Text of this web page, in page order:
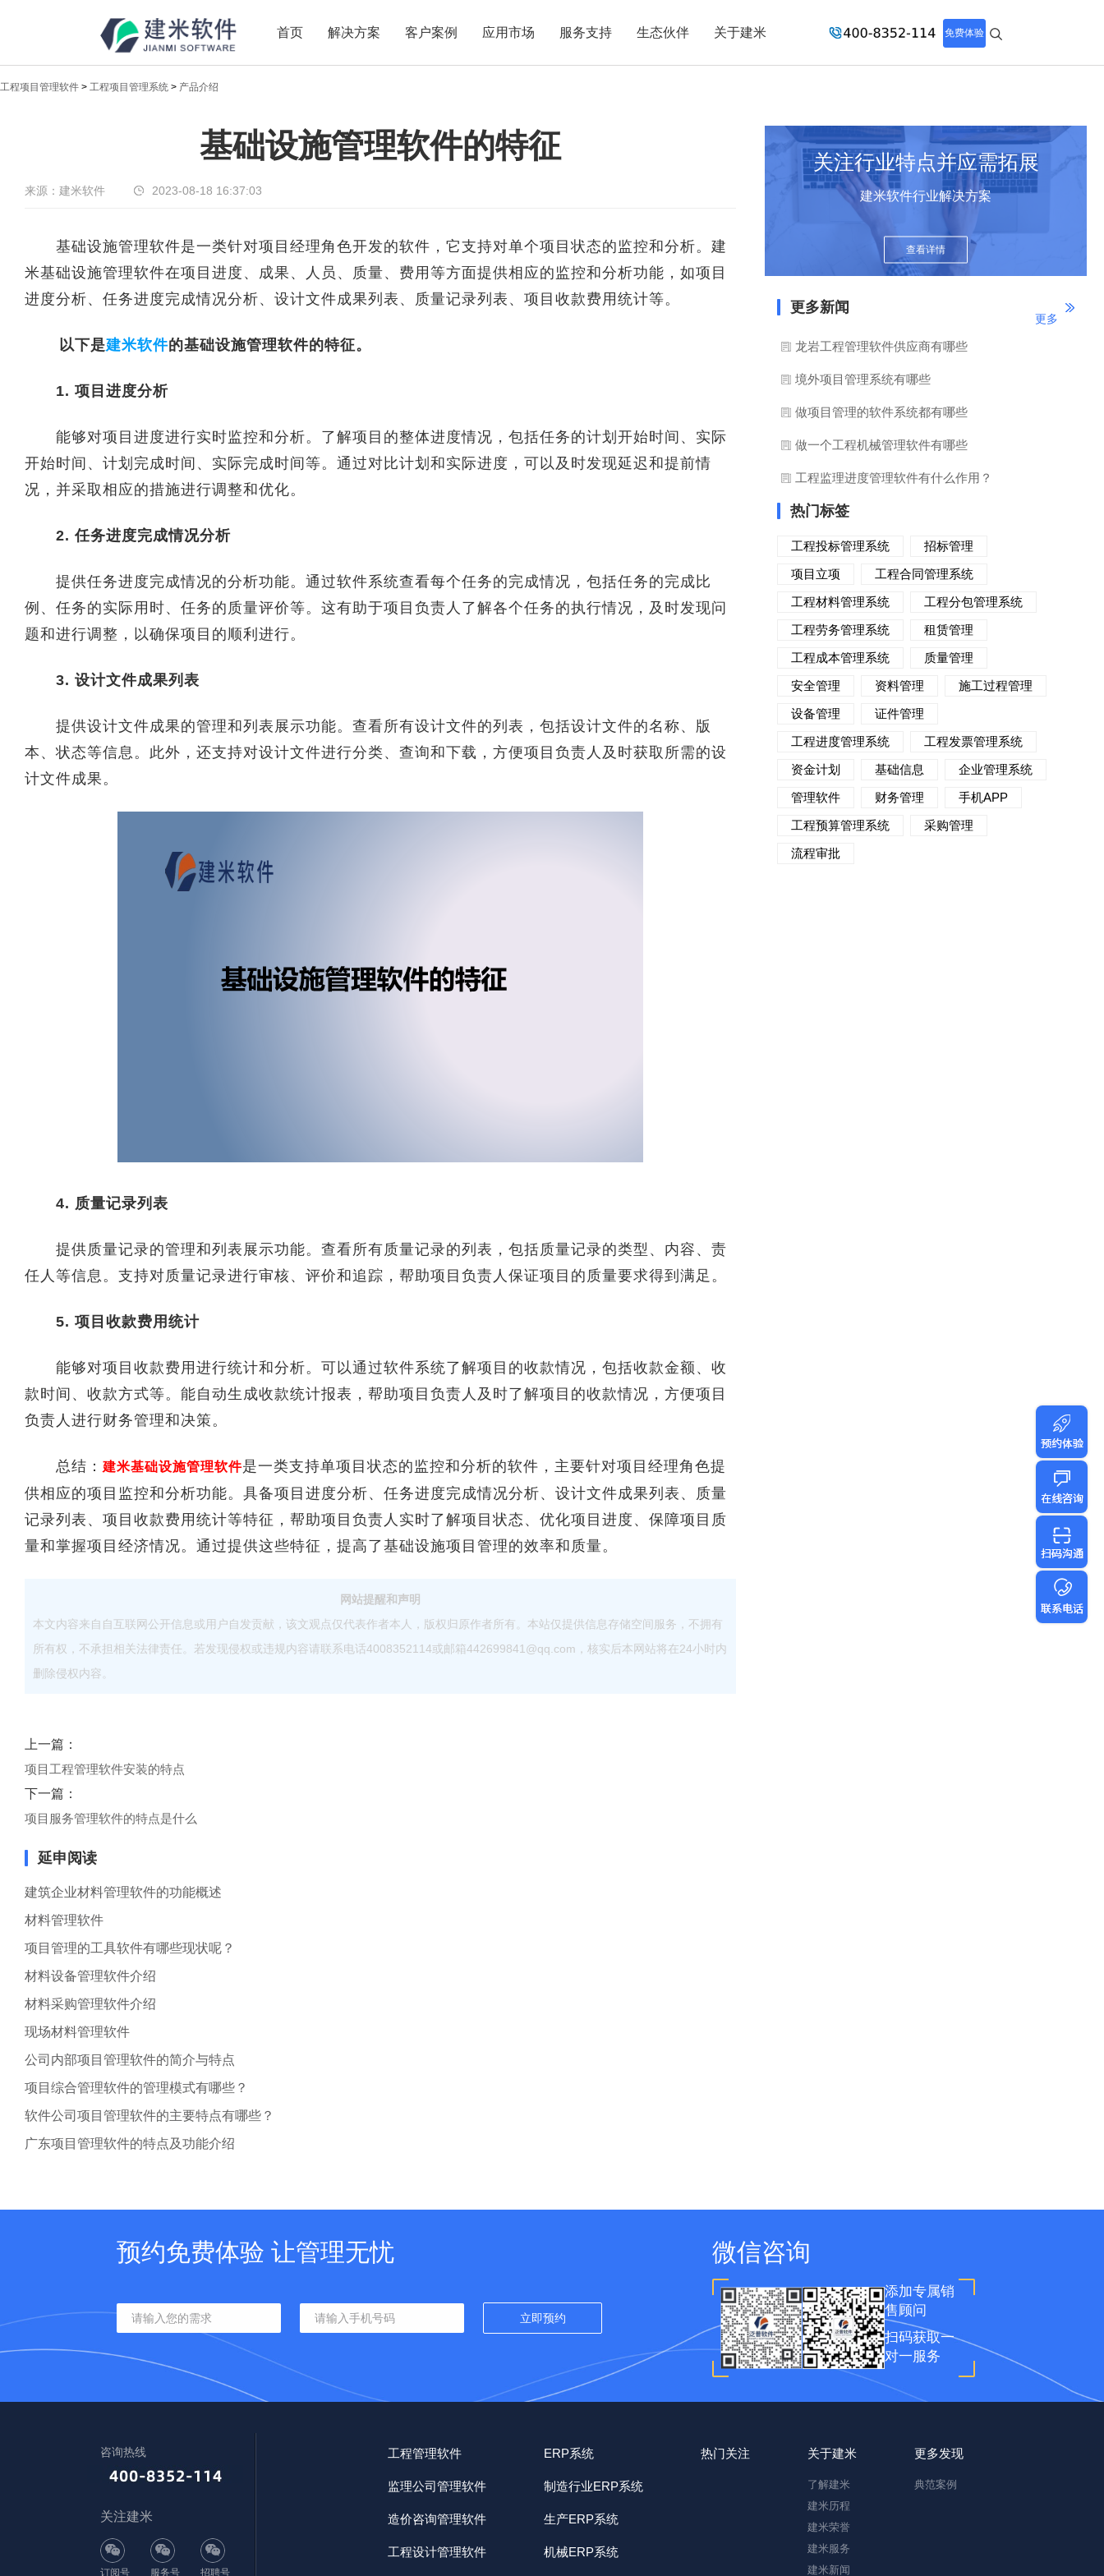
首页 解决方案 客户案例 应用市场 服务支持 生态伙伴 关于建米 免费体验
新闻中心
传递实时热点，共享商业价值
工程项目管理软件 > 工程项目管理系统 > 产品介绍
基础设施管理软件的特征
来源：建米软件 2023-08-18 16:37:03
基础设施管理软件是一类针对项目经理角色开发的软件，它支持对单个项目状态的监控和分析。建
米基础设施管理软件在项目进度、成果、人员、质量、费用等方面提供相应的监控和分析功能，如项目
进度分析、任务进度完成情况分析、设计文件成果列表、质量记录列表、项目收款费用统计等。
以下是建米软件的基础设施管理软件的特征。
1. 项目进度分析
能够对项目进度进行实时监控和分析。了解项目的整体进度情况，包括任务的计划开始时间、实际
开始时间、计划完成时间、实际完成时间等。通过对比计划和实际进度，可以及时发现延迟和提前情
况，并采取相应的措施进行调整和优化。
2. 任务进度完成情况分析
提供任务进度完成情况的分析功能。通过软件系统查看每个任务的完成情况，包括任务的完成比
例、任务的实际用时、任务的质量评价等。这有助于项目负责人了解各个任务的执行情况，及时发现问
题和进行调整，以确保项目的顺利进行。
3. 设计文件成果列表
提供设计文件成果的管理和列表展示功能。查看所有设计文件的列表，包括设计文件的名称、版
本、状态等信息。此外，还支持对设计文件进行分类、查询和下载，方便项目负责人及时获取所需的设
计文件成果。
4. 质量记录列表
提供质量记录的管理和列表展示功能。查看所有质量记录的列表，包括质量记录的类型、内容、责
任人等信息。支持对质量记录进行审核、评价和追踪，帮助项目负责人保证项目的质量要求得到满足。
5. 项目收款费用统计
能够对项目收款费用进行统计和分析。可以通过软件系统了解项目的收款情况，包括收款金额、收
款时间、收款方式等。能自动生成收款统计报表，帮助项目负责人及时了解项目的收款情况，方便项目
负责人进行财务管理和决策。
总结： 建米基础设施管理软件是一类支持单项目状态的监控和分析的软件，主要针对项目经理角色提
供相应的项目监控和分析功能。具备项目进度分析、任务进度完成情况分析、设计文件成果列表、质量
记录列表、项目收款费用统计等特征，帮助项目负责人实时了解项目状态、优化项目进度、保障项目质
量和掌握项目经济情况。通过提供这些特征，提高了基础设施项目管理的效率和质量。
网站提醒和声明
本文内容来自自互联网公开信息或用户自发贡献，该文观点仅代表作者本人，版权归原作者所有。本站仅提供信息存储空间服务，不拥有
所有权，不承担相关法律责任。若发现侵权或违规内容请联系电话4008352114或邮箱442699841@qq.com，核实后本网站将在24小时内
删除侵权内容。
上一篇：
项目工程管理软件安装的特点
下一篇：
项目服务管理软件的特点是什么
延申阅读
建筑企业材料管理软件的功能概述
材料管理软件
项目管理的工具软件有哪些现状呢？
材料设备管理软件介绍
材料采购管理软件介绍
现场材料管理软件
公司内部项目管理软件的简介与特点
项目综合管理软件的管理模式有哪些？
软件公司项目管理软件的主要特点有哪些？
广东项目管理软件的特点及功能介绍
关注行业特点并应需拓展
建米软件行业解决方案
查看详情
更多新闻
更多
龙岩工程管理软件供应商有哪些
境外项目管理系统有哪些
做项目管理的软件系统都有哪些
做一个工程机械管理软件有哪些
工程监理进度管理软件有什么作用？
热门标签
工程投标管理系统
招标管理
项目立项
工程合同管理系统
工程材料管理系统
工程分包管理系统
工程劳务管理系统
租赁管理
工程成本管理系统
质量管理
安全管理
资料管理
施工过程管理
设备管理
证件管理
工程进度管理系统
工程发票管理系统
资金计划
基础信息
企业管理系统
管理软件
财务管理
手机APP
工程预算管理系统
采购管理
流程审批
预约免费体验 让管理无忧 微信咨询
添加专属销
售顾问
扫码获取一
对一服务
咨询热线
关注建米
订阅号 服务号 招聘号
工程管理软件
监理公司管理软件
造价咨询管理软件
工程设计管理软件
ERP系统
制造行业ERP系统
生产ERP系统
机械ERP系统
热门关注 关于建米
了解建米
建米历程
建米荣誉
建米服务
建米新闻
更多发现
典范案例